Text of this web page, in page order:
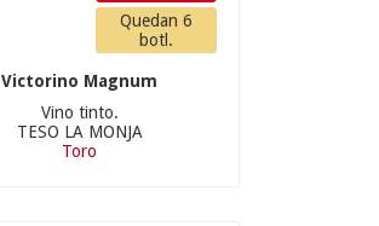
Quedan 6
botl.
Victorino Magnum
Vino tinto.
TESO LA MONJA
Toro